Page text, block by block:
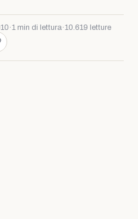
·1 min di lettura·10.619 letture